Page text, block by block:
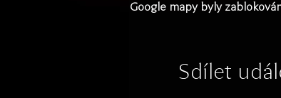
Google mapy byly
Sdílet